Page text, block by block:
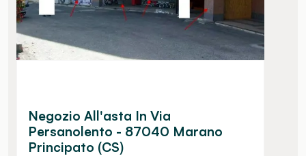
Negozio All'asta In Via
Persanolento - 87040 Marano
Principato (CS)